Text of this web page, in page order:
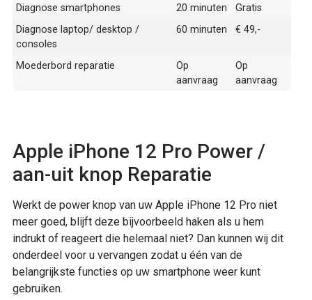
Diagnose smartphones
20 minuten
Gratis
Diagnose laptop/ desktop /
consoles
60 minuten € 49,-
Moederbord reparatie
Op
aanvraag
Op
aanvraag
Apple iPhone 12 Pro Power /
aan-uit knop Reparatie
Werkt de power knop van uw Apple iPhone 12 Pro niet
meer goed, blijft deze bijvoorbeeld haken als u hem
indrukt of reageert die helemaal niet? Dan kunnen wij dit
onderdeel voor u vervangen zodat u één van de
belangrijkste functies op uw smartphone weer kunt
gebruiken.